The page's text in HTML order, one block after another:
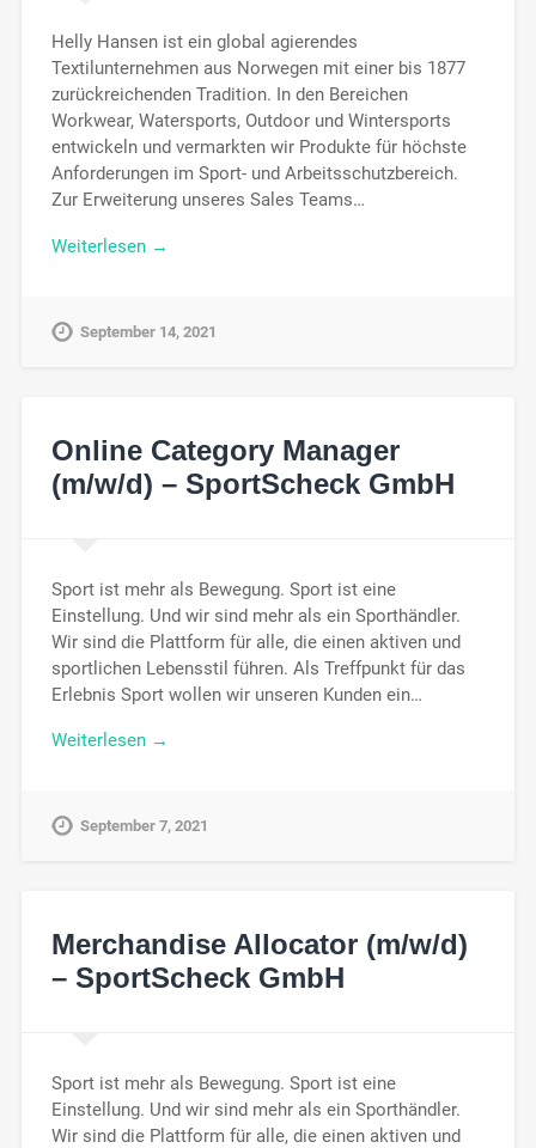
Helly Hansen ist ein global agierendes
Textilunternehmen aus Norwegen mit einer bis 1877
zurückreichenden Tradition. In den Bereichen
Workwear, Watersports, Outdoor und Wintersports
entwickeln und vermarkten wir Produkte für höchste
Anforderungen im Sport- und Arbeitsschutzbereich.
Zur Erweiterung unseres Sales Teams…
Weiterlesen →
September 14, 2021
Online Category Manager
(m/w/d) – SportScheck GmbH
Sport ist mehr als Bewegung. Sport ist eine
Einstellung. Und wir sind mehr als ein Sporthändler.
Wir sind die Plattform für alle, die einen aktiven und
sportlichen Lebensstil führen. Als Treffpunkt für das
Erlebnis Sport wollen wir unseren Kunden ein…
Weiterlesen →
September 7, 2021
Merchandise Allocator (m/w/d)
– SportScheck GmbH
Sport ist mehr als Bewegung. Sport ist eine
Einstellung. Und wir sind mehr als ein Sporthändler.
Wir sind die Plattform für alle, die einen aktiven und